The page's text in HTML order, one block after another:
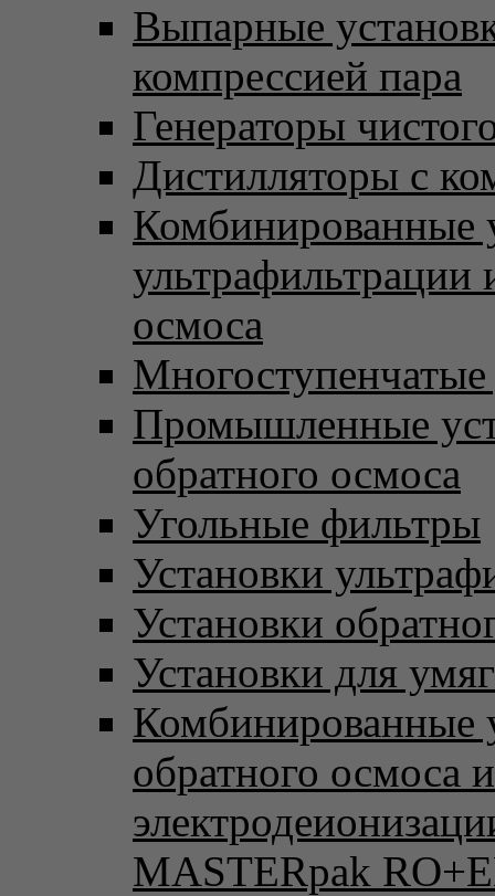
Выпарные
компрессией пара
Генераторы
Дистилляторы с
Комбинированные
ультрафильтрации
осмоса
Промышленные
обратного осмоса
Угольные фильтры
Установки
Установки
Установки для
Комбинированные
обратного осмоса и
MASTERpak